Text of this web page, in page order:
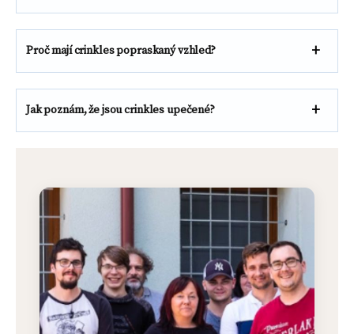
Proč mají crinkles popraskaný vzhled?
Jak poznám, že jsou crinkles upečené?